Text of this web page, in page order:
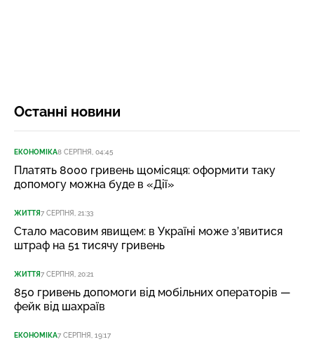
Останні новини
ЕКОНОМІКА8 СЕРПНЯ, 04:45
Платять 8000 гривень щомісяця: оформити таку
допомогу можна буде в «Дії»
ЖИТТЯ7 СЕРПНЯ, 21:33
Стало масовим явищем: в Україні може з’явитися
штраф на 51 тисячу гривень
ЖИТТЯ7 СЕРПНЯ, 20:21
850 гривень допомоги від мобільних операторів —
фейк від шахраїв
ЕКОНОМІКА7 СЕРПНЯ, 19:17